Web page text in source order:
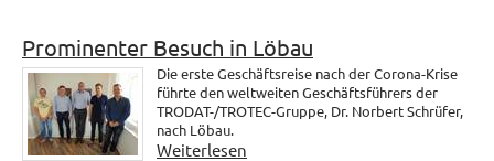
Prominenter Besuch in Löbau
Die erste Geschäftsreise nach der Corona-Krise
führte den weltweiten Geschäftsführers der
TRODAT-/TROTEC-Gruppe, Dr. Norbert Schrüfer,
nach Löbau.
Weiterlesen